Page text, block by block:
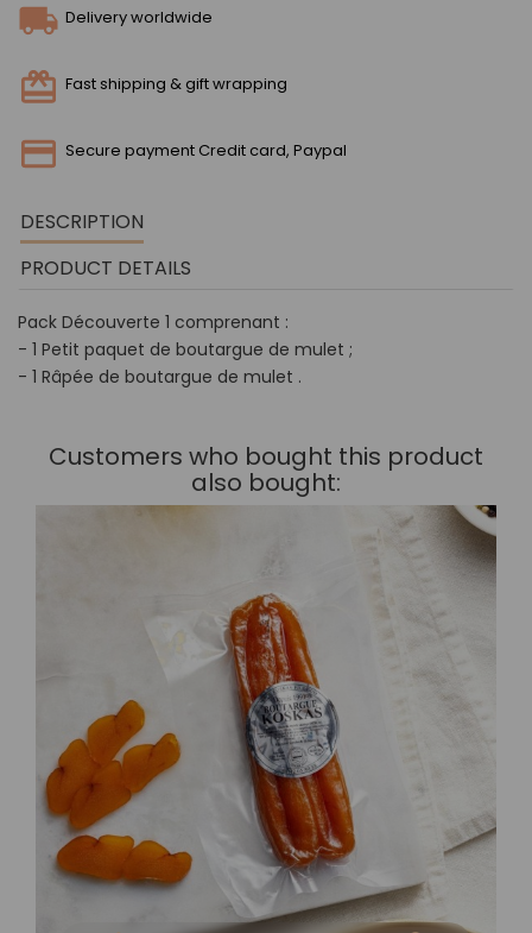
Delivery worldwide
Fast shipping & gift wrapping
Secure payment Credit card, Paypal
DESCRIPTION
PRODUCT DETAILS
Pack Découverte 1 comprenant :
- 1 Petit paquet de boutargue de mulet ;
- 1 Râpée de boutargue de mulet .
Customers who bought this product
also bought: